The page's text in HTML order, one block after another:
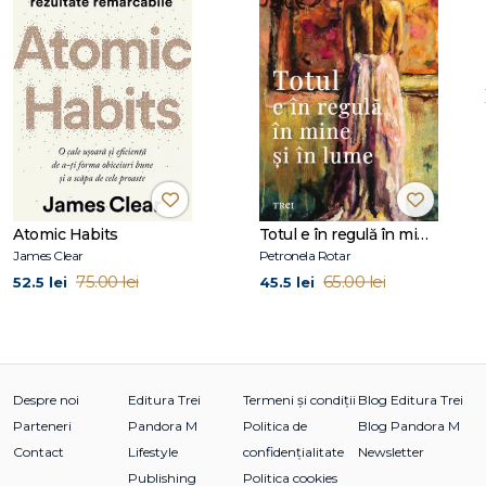
de 25 de ani. Realizările sale ca lider în domeniul media la
nivel mondial și ca filantrop au consacrat-o drept una dintre
cele mai respectate și admirate personalități publice
contemporane.
Atomic Habits
James Clear
52.5 lei 75.00 lei
Totul e în regulă în mine și în lume
Petronela Rotar
45.5 lei 65.00 lei
Despre noi
Parteneri
Contact
Editura Trei
Pandora M
Lifestyle
Publishing
Termeni și condiții
Politica de
confidențialitate
Politica cookies
Blog Editura Trei
Blog Pandora M
Newsletter